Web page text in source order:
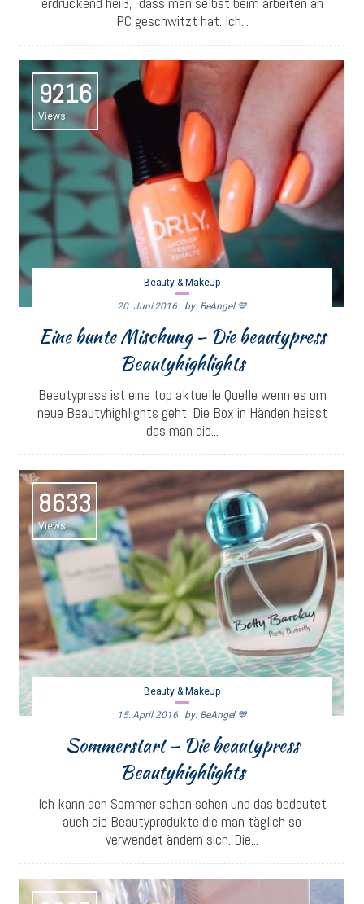
PC geschwitzt hat. Ich...
9216
Views
Beauty & MakeUp
20. Juni 2016 By: BeAngel 💙
Eine bunte Mischung – Die beautypress
Beautyhighlights
Beautypress ist eine top aktuelle Quelle wenn es um
neue Beautyhighlights geht. Die Box in Händen heisst
das man die...
8633
Views
Beauty & MakeUp
15. April 2016 By: BeAngel 💙
Sommerstart – Die beautypress
Beautyhighlights
Ich kann den Sommer schon sehen und das bedeutet
auch die Beautyprodukte die man täglich so
verwendet ändern sich. Die...